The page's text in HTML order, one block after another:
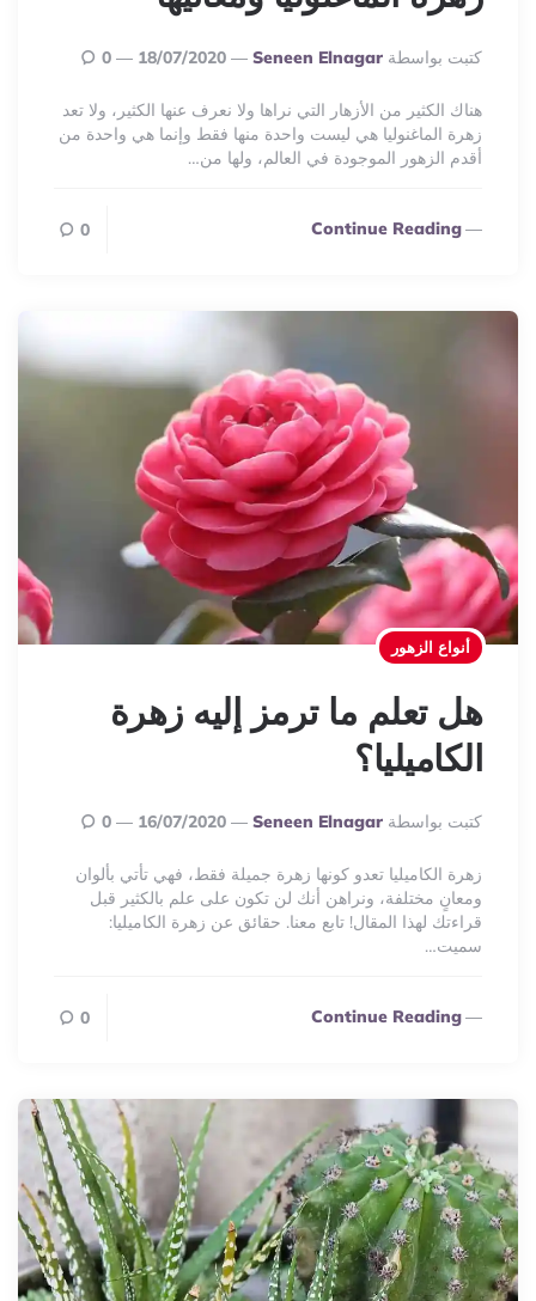
Posted
كتبت بواسطة Seneen Elnagar
18/07/2020
0
هناك الكثير من الأزهار التي نراها ولا نعرف عنها الكثير، ولا تعد
زهرة الماغنوليا هي ليست واحدة منها فقط وإنما هي واحدة من
أقدم الزهور الموجودة في العالم، ولها من…
Continue Reading
0
أنواع الزهور
هل تعلم ما ترمز إليه زهرة
الكاميليا؟
Posted
By
كتبت بواسطة Seneen Elnagar
16/07/2020
0
زهرة الكاميليا تعدو كونها زهرة جميلة فقط، فهي تأتي بألوان
ومعانٍ مختلفة، ونراهن أنك لن تكون على علم بالكثير قبل
قراءتك لهذا المقال! تابع معنا. حقائق عن زهرة الكاميليا:
سميت…
Continue Reading
0